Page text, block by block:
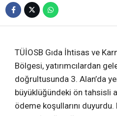
TÜİOSB Gıda İhtisas ve
Bölgesi, yatırımcılardan
doğrultusunda 3. Alan’da
büyüklüğündeki ön tahsisli
ödeme koşullarını duyurdu.